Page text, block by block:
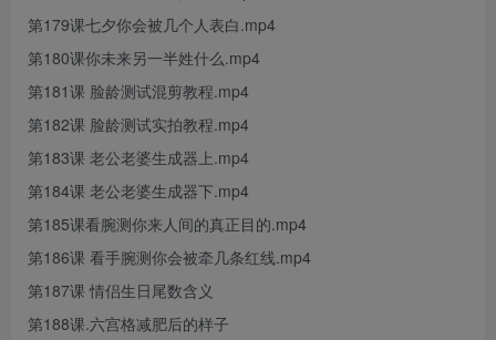
第179课七夕你会被几个人表白.mp4
第180课你未来另一半姓什么.mp4
第181课 脸龄测试混剪教程.mp4
第182课 脸龄测试实拍教程.mp4
第183课 老公老婆生成器上.mp4
第184课 老公老婆生成器下.mp4
第185课看腕测你来人间的真正目的.mp4
第186课 看手腕测你会被牵几条红线.mp4
第187课 情侣生日尾数含义
第188课.六宫格减肥后的样子